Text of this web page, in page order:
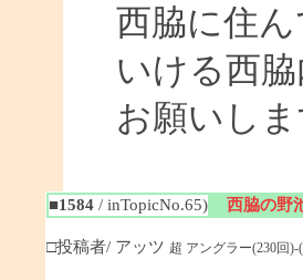
西脇に住
いける西
お願いしま
■1584 / inTopicNo.65) 西脇の野
□投稿者/ アッツ 超 アングラー(230回)-